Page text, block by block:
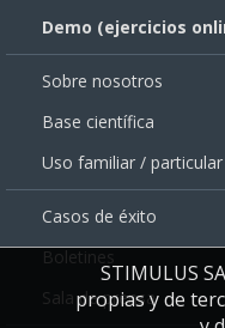
Demo (ejercicios
Sobre nosotros
Base científica
Uso familiar / particular
Casos de éxito
Boletines
Sala de prensa
STIMULUS
propias y de